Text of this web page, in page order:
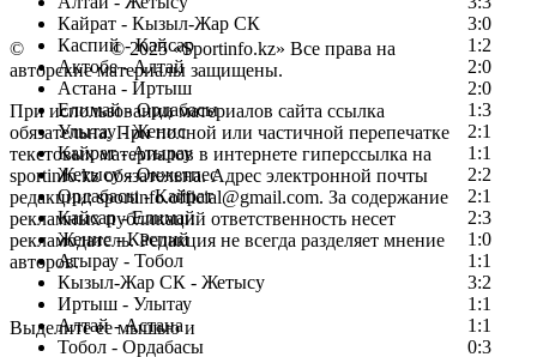
Кайрат - Кызыл-Жар СК
3:0
Каспий - Кайсар
1:2
Актобе - Алтай
2:0
Астана - Иртыш
2:0
Елимай - Ордабасы
1:3
Улытау - Женис
2:1
Кайрат - Атырау
1:1
Жетысу - Окжетпес
2:2
Ордабасы - Кайрат
2:1
Кайсар - Елимай
2:3
Женис - Каспий
1:0
Атырау - Тобол
1:1
Кызыл-Жар СК - Жетысу
3:2
Иртыш - Улытау
1:1
Алтай - Астана
1:1
Тобол - Ордабасы
0:3
© Copyright© 2025 «Sportinfo.kz» Все права на
авторские материалы защищены.
При использовании материалов сайта ссылка
обязательна. При полной или частичной перепечатке
текстовых материалов в интернете гиперссылка на
sportinfo.kz обязательна. Адрес электронной почты
редакции: sportinfo.official@gmail.com. За содержание
рекламных публикаций ответственность несет
рекламодатель. Редакция не всегда разделяет мнение
авторов.
Заметили ошибку в тексте?
Выделите ее мышью и